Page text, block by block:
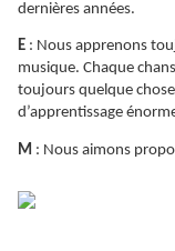
dernières années.
E : Nous apprenons
musique. Chaque
toujours quelque
d’apprentissage
M : Nous aimons